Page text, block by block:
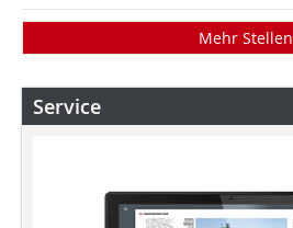
Mehr Stellen
Service